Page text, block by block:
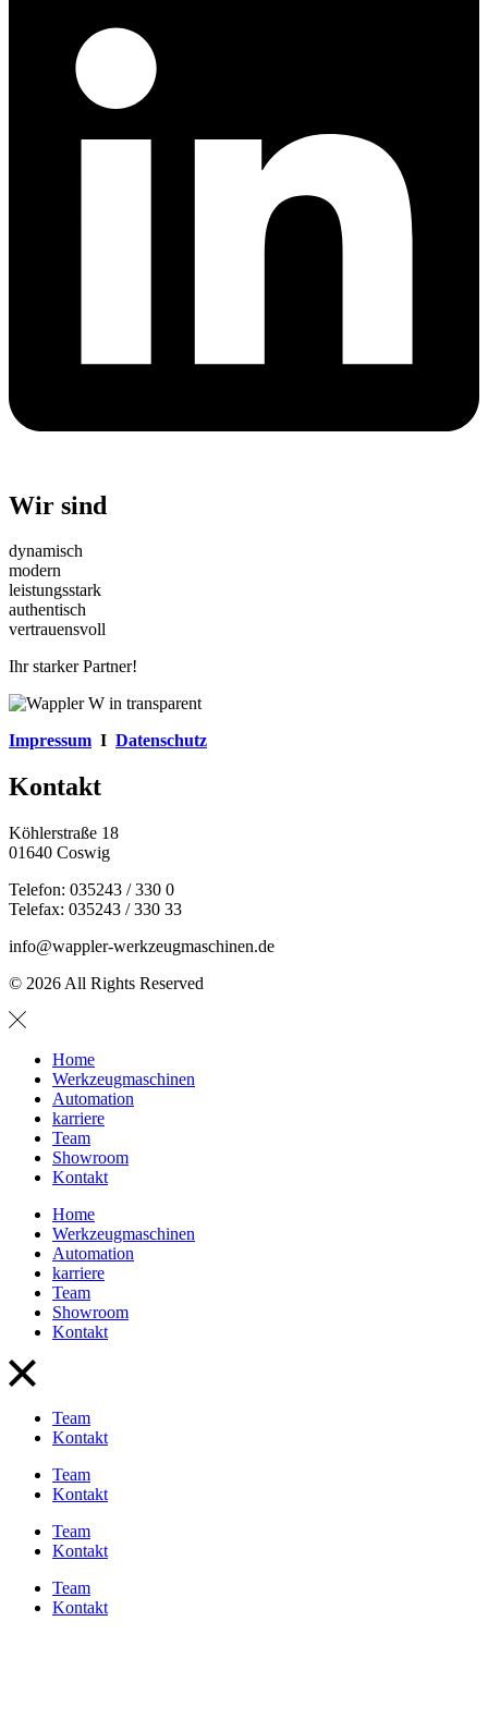
Wir sind
dynamisch
modern
leistungsstark
authentisch
vertrauensvoll
Ihr starker Partner!
Impressum I Datenschutz
Kontakt
Köhlerstraße 18
01640 Coswig
Telefon: 035243 / 330 0
Telefax: 035243 / 330 33
info@wappler-werkzeugmaschinen.de
© 2026 All Rights Reserved
Home
Werkzeugmaschinen
Automation
karriere
Team
Showroom
Kontakt
Home
Werkzeugmaschinen
Automation
karriere
Team
Showroom
Kontakt
Team
Kontakt
Team
Kontakt
Team
Kontakt
Team
Kontakt